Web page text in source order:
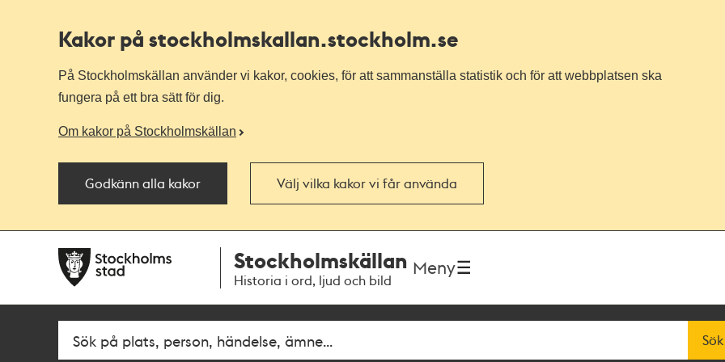
Kakor på stockholmskallan.stockholm.se
På Stockholmskällan använder vi kakor, cookies, för att sammanställa statistik och för att webbplatsen ska
fungera på ett bra sätt för dig.
Om kakor på Stockholmskällan
Godkänn alla kakor Välj vilka kakor vi får använda
navigationen
huvudinnehållet
Stockholmskällan
Historia i ord, ljud och bild
Meny
Fritextsök Sök